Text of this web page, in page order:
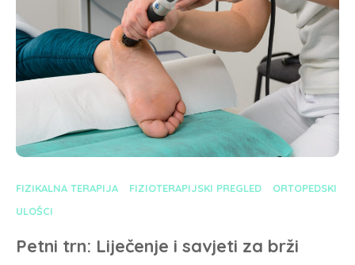
FIZIKALNA TERAPIJA FIZIOTERAPIJSKI PREGLED
ORTOPEDSKI
ULOŠCI
Petni trn: Liječenje i savjeti za brži